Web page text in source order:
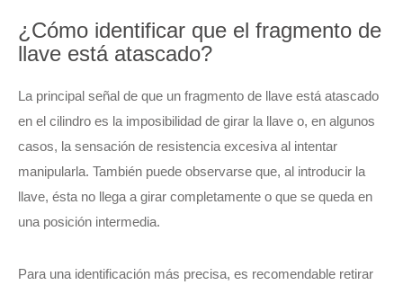
¿Cómo identificar que el fragmento de
llave está atascado?
La principal señal de que un fragmento de llave está atascado
en el cilindro es la imposibilidad de girar la llave o, en algunos
casos, la sensación de resistencia excesiva al intentar
manipularla. También puede observarse que, al introducir la
llave, ésta no llega a girar completamente o que se queda en
una posición intermedia.
Para una identificación más precisa, es recomendable retirar